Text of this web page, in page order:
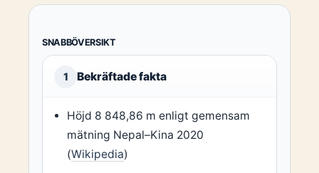
SNABBÖVERSIKT
1 Bekräftade fakta
Höjd 8 848,86 m enligt gemensam
mätning Nepal–Kina 2020
(Wikipedia)